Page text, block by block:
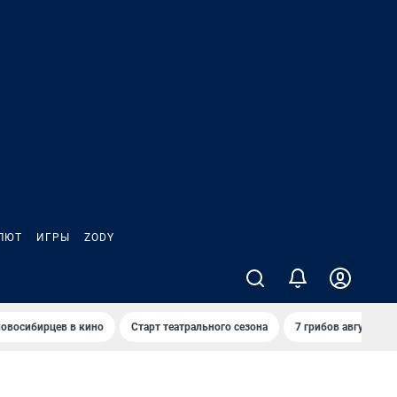
ИГРЫ ZODY
в кино Старт театрального сезона 7 грибов августа